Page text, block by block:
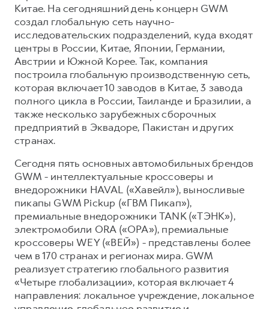
Китае. На сегодняшний день концерн GWM
создал глобальную сеть научно-
исследовательских подразделений, куда входят
центры в России, Китае, Японии, Германии,
Австрии и Южной Корее. Так, компания
построила глобальную производственную сеть,
которая включает 10 заводов в Китае, 3 завода
полного цикла в России, Таиланде и Бразилии, а
также несколько зарубежных сборочных
предприятий в Эквадоре, Пакистан и других
странах.
Сегодня пять основных автомобильных брендов
GWM - интеллектуальные кроссоверы и
внедорожники HAVAL («Хавейл»), выносливые
пикапы GWM Pickup («ГВМ Пикап»),
премиальные внедорожники TANK («ТЭНК»),
электромобили ORA («ОРА»), премиальные
кроссоверы WEY («ВЕЙ») - представлены более
чем в 170 странах и регионах мира. GWM
реализует стратегию глобального развития
«Четыре глобализации», которая включает 4
направления: локальное учреждение, локальное